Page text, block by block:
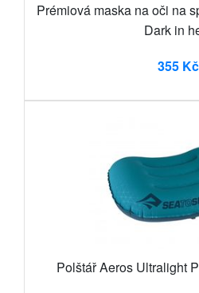
Prémiová maska na oči na
Dark in
355 Kč
Polštář Aeros Ultralight